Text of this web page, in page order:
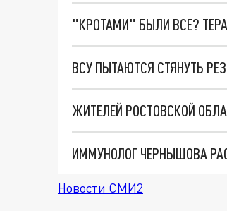
"КРОТАМИ" БЫЛИ ВСЕ?
ЖИТЕЛЕЙ РОСТОВСКОЙ
ИММУНОЛОГ ЧЕРНЫШОВА
Новости СМИ2